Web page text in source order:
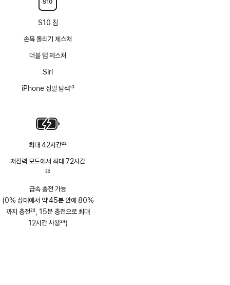
S10 칩
손목 돌리기 제스처
더블 탭 제스처
Siri
iPhone 정밀 탐색13
최대 42시간22
저전력 모드에서 최대 72시간
22
급속 충전 가능
(0% 상태에서 약 45분 안에 80%
까지 충전23, 15분 충전으로 최대
12시간 사용24)